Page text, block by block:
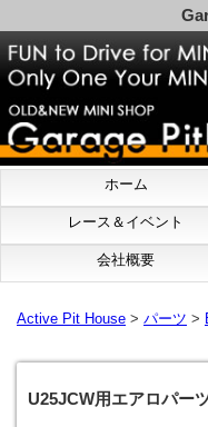
ホーム
レース＆イベント
会社概要
Active Pit House > パーツ >
U25JCW用エアロパー